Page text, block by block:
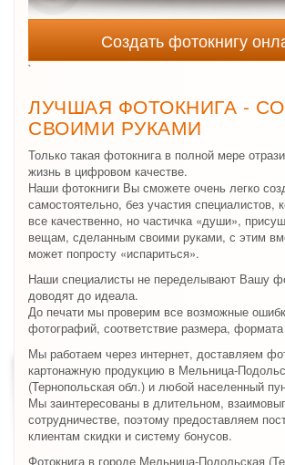
Создать фотокнигу
`
ЛУЧШАЯ ФОТОКНИГА -
СВОИМИ РУКАМИ
Только такая фотокнига в полной мере
жизнь в цифровом качестве.
Наши фотокниги Вы сможете очень легко
самостоятельно, без участия специалистов,
все качественно, но частичка «души»,
вещам, сделанным своими руками, с этим
может попросту «испариться».
Наши специалисты не переделывают Вашу
доводят до идеала.
До печати мы проверим все возможные
фотографий, соответствие размера,
Мы работаем через интернет, доставляем
картонажную продукцию в Мельница-
(Тернопольская обл.) и любой населенный
Мы заинтересованы в длительном,
сотрудничестве, поэтому предоставляем
клиентам скидки и систему бонусов.
Фотокнига в городе Мельница-Подольская